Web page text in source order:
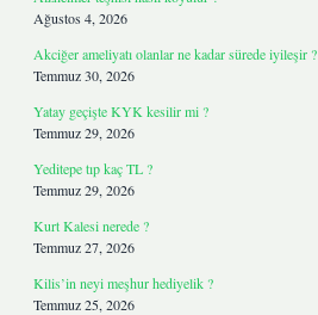
Ağustos 4, 2026
Akciğer ameliyatı olanlar ne kadar sürede iyileşir ?
Temmuz 30, 2026
Yatay geçişte KYK kesilir mi ?
Temmuz 29, 2026
Yeditepe tıp kaç TL ?
Temmuz 29, 2026
Kurt Kalesi nerede ?
Temmuz 27, 2026
Kilis’in neyi meşhur hediyelik ?
Temmuz 25, 2026